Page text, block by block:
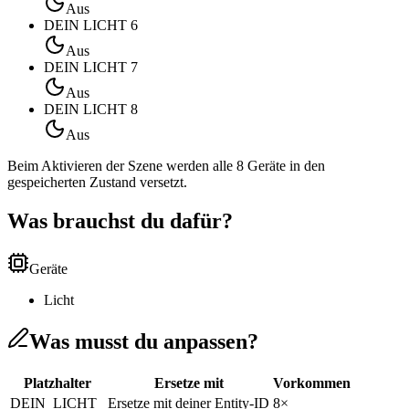
Aus
DEIN LICHT 6
Aus
DEIN LICHT 7
Aus
DEIN LICHT 8
Aus
Beim Aktivieren der Szene werden alle 8 Geräte in den
gespeicherten Zustand versetzt.
Was brauchst du dafür?
Geräte
Licht
Was musst du anpassen?
Platzhalter Ersetze mit
Vorkommen
DEIN_LICHT_
Ersetze mit deiner Entity-ID 8×